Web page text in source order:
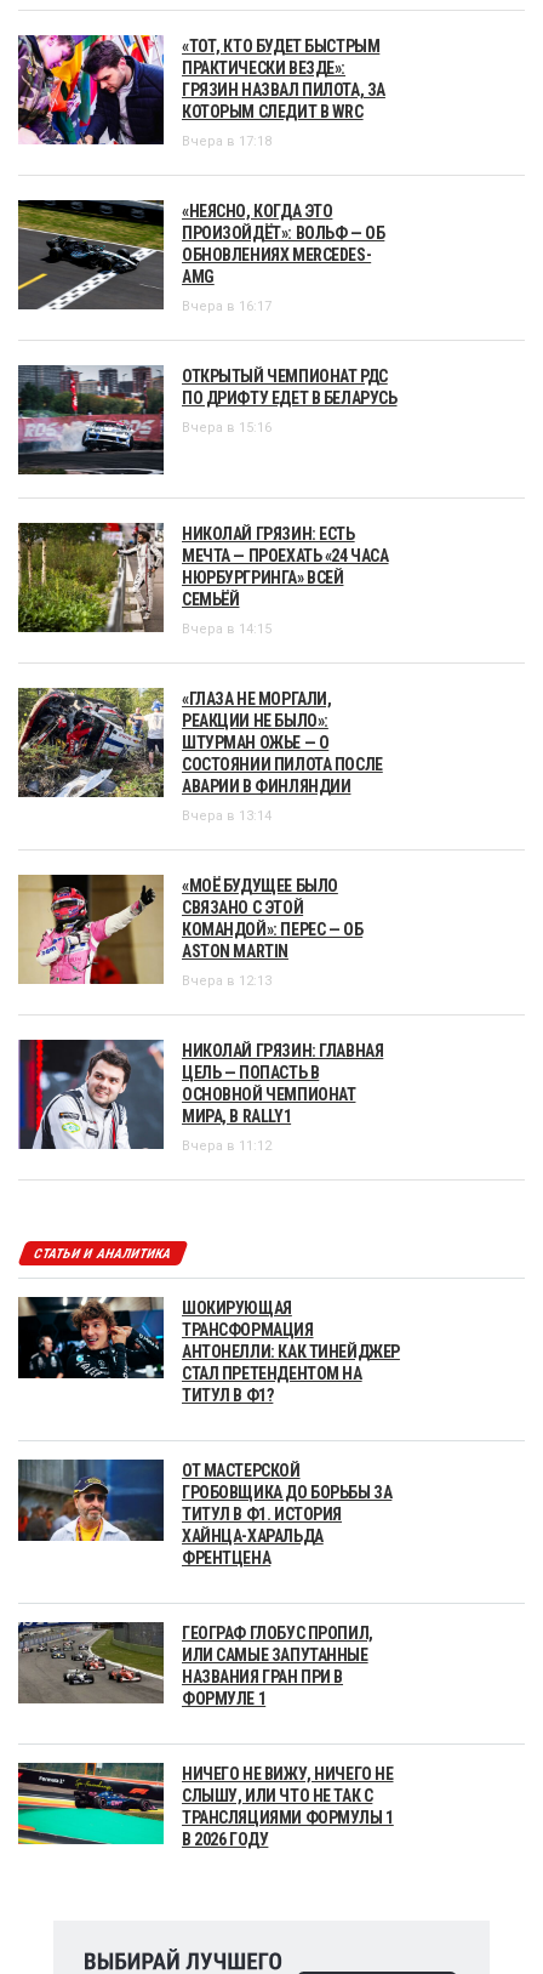
«ТОТ, КТО БУДЕТ БЫСТРЫМ
ПРАКТИЧЕСКИ ВЕЗДЕ»:
ГРЯЗИН НАЗВАЛ ПИЛОТА, ЗА
КОТОРЫМ СЛЕДИТ В WRC
Вчера в 17:18
«НЕЯСНО, КОГДА ЭТО
ПРОИЗОЙДЁТ»: ВОЛЬФ — ОБ
ОБНОВЛЕНИЯХ MERCEDES-
AMG
Вчера в 16:17
ОТКРЫТЫЙ ЧЕМПИОНАТ РДС
ПО ДРИФТУ ЕДЕТ В БЕЛАРУСЬ
Вчера в 15:16
НИКОЛАЙ ГРЯЗИН: ЕСТЬ
МЕЧТА — ПРОЕХАТЬ «24 ЧАСА
НЮРБУРГРИНГА» ВСЕЙ
СЕМЬЁЙ
Вчера в 14:15
«ГЛАЗА НЕ МОРГАЛИ,
РЕАКЦИИ НЕ БЫЛО»:
ШТУРМАН ОЖЬЕ — О
СОСТОЯНИИ ПИЛОТА ПОСЛЕ
АВАРИИ В ФИНЛЯНДИИ
Вчера в 13:14
«МОЁ БУДУЩЕЕ БЫЛО
СВЯЗАНО С ЭТОЙ
КОМАНДОЙ»: ПЕРЕС — ОБ
ASTON MARTIN
Вчера в 12:13
НИКОЛАЙ ГРЯЗИН: ГЛАВНАЯ
ЦЕЛЬ — ПОПАСТЬ В
ОСНОВНОЙ ЧЕМПИОНАТ
МИРА, В RALLY1
Вчера в 11:12
СТАТЬИ И АНАЛИТИКА
ШОКИРУЮЩАЯ
ТРАНСФОРМАЦИЯ
АНТОНЕЛЛИ: КАК ТИНЕЙДЖЕР
СТАЛ ПРЕТЕНДЕНТОМ НА
ТИТУЛ В Ф1?
ОТ МАСТЕРСКОЙ
ГРОБОВЩИКА ДО БОРЬБЫ ЗА
ТИТУЛ В Ф1. ИСТОРИЯ
ХАЙНЦА-ХАРАЛЬДА
ФРЕНТЦЕНА
ГЕОГРАФ ГЛОБУС ПРОПИЛ,
ИЛИ САМЫЕ ЗАПУТАННЫЕ
НАЗВАНИЯ ГРАН ПРИ В
ФОРМУЛЕ 1
НИЧЕГО НЕ ВИЖУ, НИЧЕГО НЕ
СЛЫШУ, ИЛИ ЧТО НЕ ТАК С
ТРАНСЛЯЦИЯМИ ФОРМУЛЫ 1
В 2026 ГОДУ